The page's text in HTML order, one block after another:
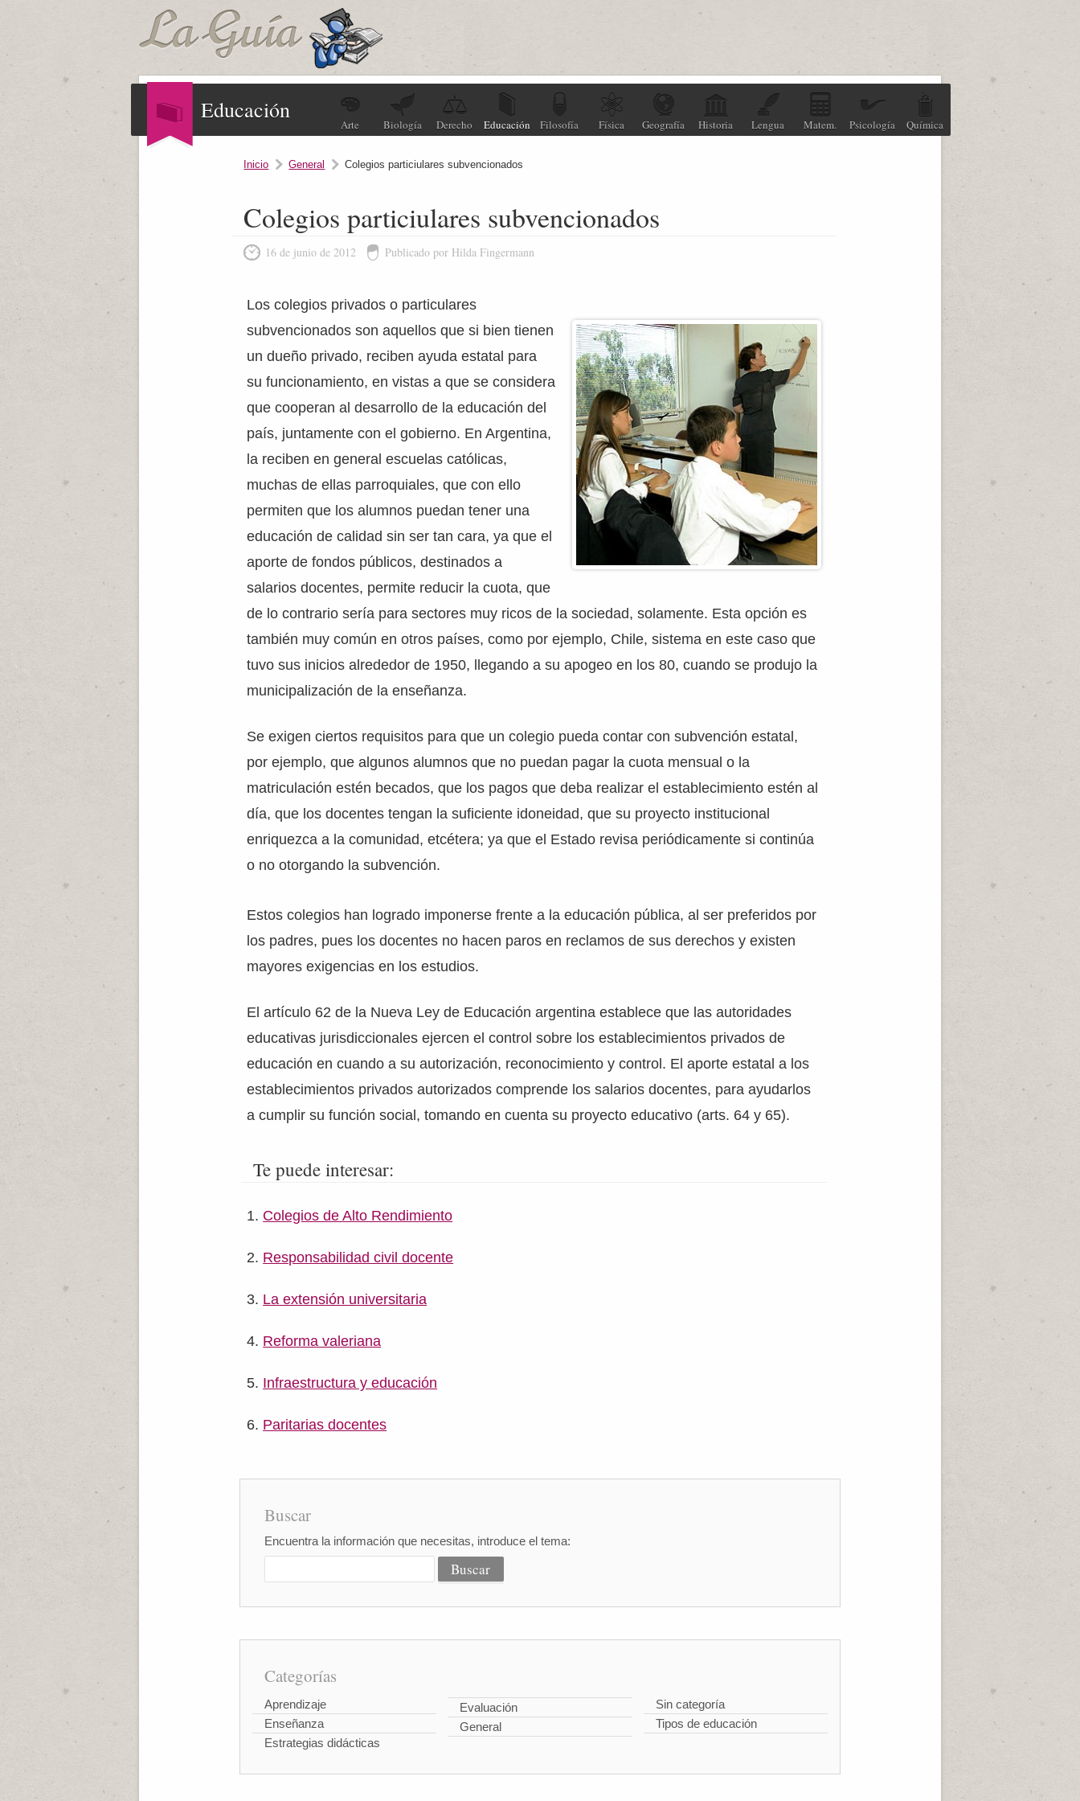
Educación
Arte Biología Derecho Educación Filosofía Física Geografía Historia Lengua Matem. Psicología Química
Inicio General Colegios particiulares subvencionados
Colegios particiulares subvencionados
16 de junio de 2012 Publicado por Hilda Fingermann
Los colegios privados o particulares
subvencionados son aquellos que si bien tienen
un dueño privado, reciben ayuda estatal para
su funcionamiento, en vistas a que se considera
que cooperan al desarrollo de la educación del
país, juntamente con el gobierno. En Argentina,
la reciben en general escuelas católicas,
muchas de ellas parroquiales, que con ello
permiten que los alumnos puedan tener una
educación de calidad sin ser tan cara, ya que el
aporte de fondos públicos, destinados a
salarios docentes, permite reducir la cuota, que
de lo contrario sería para sectores muy ricos de la sociedad, solamente. Esta opción es
también muy común en otros países, como por ejemplo, Chile, sistema en este caso que
tuvo sus inicios alrededor de 1950, llegando a su apogeo en los 80, cuando se produjo la
municipalización de la enseñanza.
Se exigen ciertos requisitos para que un colegio pueda contar con subvención estatal,
por ejemplo, que algunos alumnos que no puedan pagar la cuota mensual o la
matriculación estén becados, que los pagos que deba realizar el establecimiento estén al
día, que los docentes tengan la suficiente idoneidad, que su proyecto institucional
enriquezca a la comunidad, etcétera; ya que el Estado revisa periódicamente si continúa
o no otorgando la subvención.
Estos colegios han logrado imponerse frente a la educación pública, al ser preferidos por
los padres, pues los docentes no hacen paros en reclamos de sus derechos y existen
mayores exigencias en los estudios.
El artículo 62 de la Nueva Ley de Educación argentina establece que las autoridades
educativas jurisdiccionales ejercen el control sobre los establecimientos privados de
educación en cuando a su autorización, reconocimiento y control. El aporte estatal a los
establecimientos privados autorizados comprende los salarios docentes, para ayudarlos
a cumplir su función social, tomando en cuenta su proyecto educativo (arts. 64 y 65).
Te puede interesar:
Colegios de Alto Rendimiento
Responsabilidad civil docente
La extensión universitaria
Reforma valeriana
Infraestructura y educación
Paritarias docentes
Buscar
Encuentra la información que necesitas, introduce el tema:
Categorías
Aprendizaje
Enseñanza
Estrategias didácticas
Evaluación
General
Sin categoría
Tipos de educación